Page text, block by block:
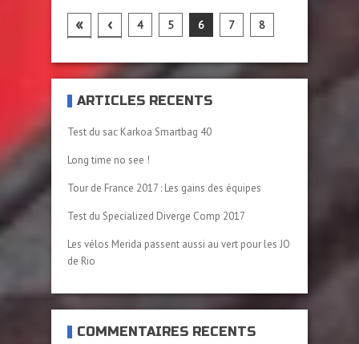
« ‹ 4 5 6 7 8
ARTICLES RÉCENTS
Test du sac Karkoa Smartbag 40
Long time no see !
Tour de France 2017 : Les gains des équipes
Test du Specialized Diverge Comp 2017
Les vélos Merida passent aussi au vert pour les JO
de Rio
COMMENTAIRES RÉCENTS